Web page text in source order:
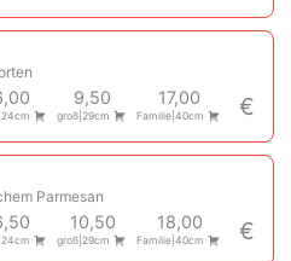
9,50
groß|29cm
17,00
Familie|40cm €
Parmesan
10,50
groß|29cm
18,00
Familie|40cm €